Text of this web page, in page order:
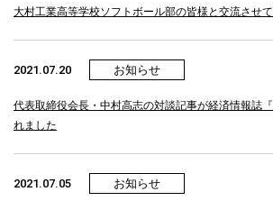
大村工業高等学校ソフトボール部の皆様と交流させ
2021.07.20 お知らせ
代表取締役会長・中村高志の対談記事が経済情報誌
れました
2021.07.05 お知らせ